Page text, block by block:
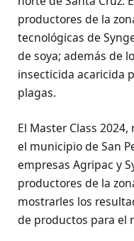
productores de la
tecnológicas de
de soya; además de
insecticida acaricida
plagas.
El Master Class
el municipio de San
empresas Agripac y
productores de la
mostrarles los
de productos para el